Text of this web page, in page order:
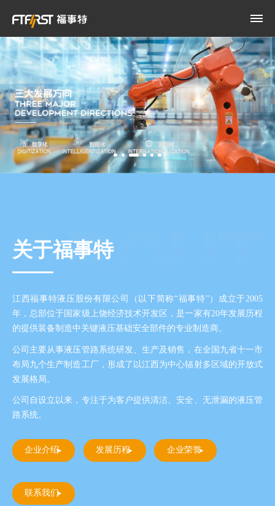
关于福事特
江西福事特液压股份有限公司（以下简称“福事特”）成立于2005
年，总部位于国家级上饶经济技术开发区，是一家有20年发展历程
的提供装备制造中关键液压基础安全部件的专业制造商。
公司主要从事液压管路系统研发、生产及销售，在全国九省十一市
布局九个生产制造工厂，形成了以江西为中心辐射多区域的开放式
发展格局。
公司自设立以来，专注于为客户提供清洁、安全、无泄漏的液压管
路系统。
企业介绍 发展历程 企业荣誉
联系我们